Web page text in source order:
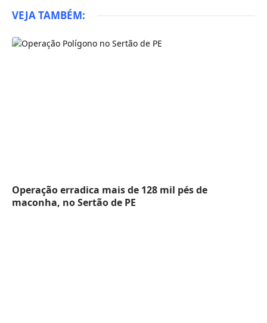
VEJA TAMBÉM:
Operação erradica mais de 128 mil pés de
maconha, no Sertão de PE